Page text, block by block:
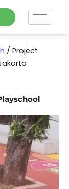
/ Project